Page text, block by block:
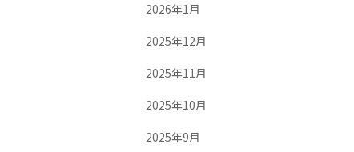
2026年1月
2025年12月
2025年11月
2025年10月
2025年9月